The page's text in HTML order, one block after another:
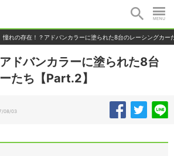
憧れの存在！？アドバンカラーに塗られた8台のレーシングカー
ドバンカラーに塗られた8台
たち【Part.2】
08/03